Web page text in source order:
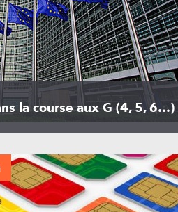
la course aux G (4, 5, 6…)